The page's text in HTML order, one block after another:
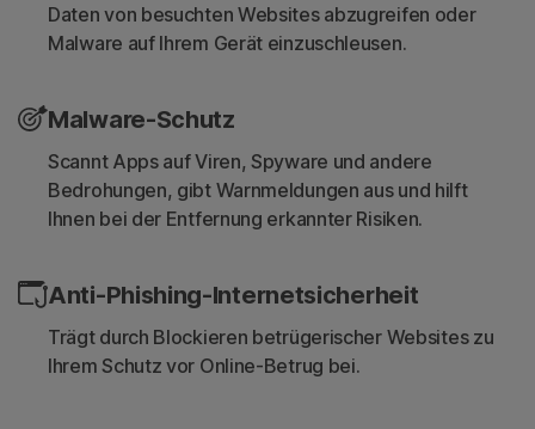
Daten von besuchten Websites abzugreifen oder
Malware auf Ihrem Gerät einzuschleusen.
Malware-Schutz
Scannt Apps auf Viren, Spyware und andere
Bedrohungen, gibt Warnmeldungen aus und hilft
Ihnen bei der Entfernung erkannter Risiken.
Anti-Phishing-Internetsicherheit
Trägt durch Blockieren betrügerischer Websites zu
Ihrem Schutz vor Online-Betrug bei.